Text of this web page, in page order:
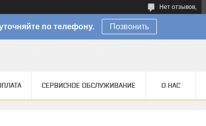
Нет отзывов,
по телефону. Позвонить
СЕРВИСНОЕ ОБСЛУЖИВАНИЕ О НАС